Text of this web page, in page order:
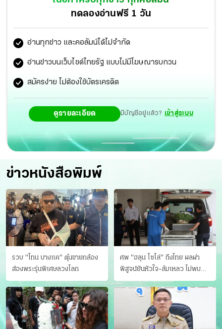
ควงคู่ทอดกฐิน ณ วัดสะแก พระนครศรีอยุธยา นุ่น-วรนุช และ
ต๊อด-ปิติ ต้องรอถึง 3 ปี เพราะสถานการณ์โควิด ได้เงินทำบุญ
รวม 3,887,290 บาท...สาธุ.
ทดลองอ่านฟรี 1 วัน
อ่านทุกข่าว และคอลัมน์ได้ไม่จำกัด
อ่านข่าวบนเว็บไซต์ไทยรัฐ แบบไม่มีโฆษณารบกวน
สมัครง่าย ไม่ต้องใช้บัตรเครดิต
ดูรายละเอียด มีบัญชีอยู่แล้ว? เข้าสู่ระบบ
ข่าวหนังสือพิมพ์
รวบ "โทน บางแค" ตุ๋นขายกล้อง
ส่องพระรุ่นพิเศษลวงโลก
ศพ "ฮลุน โซโล่" ถึงไทย ผลผ่า
พิสูจน์ยันหัวใจ-ล้มเหลว ไม่พบ
บาดแผล